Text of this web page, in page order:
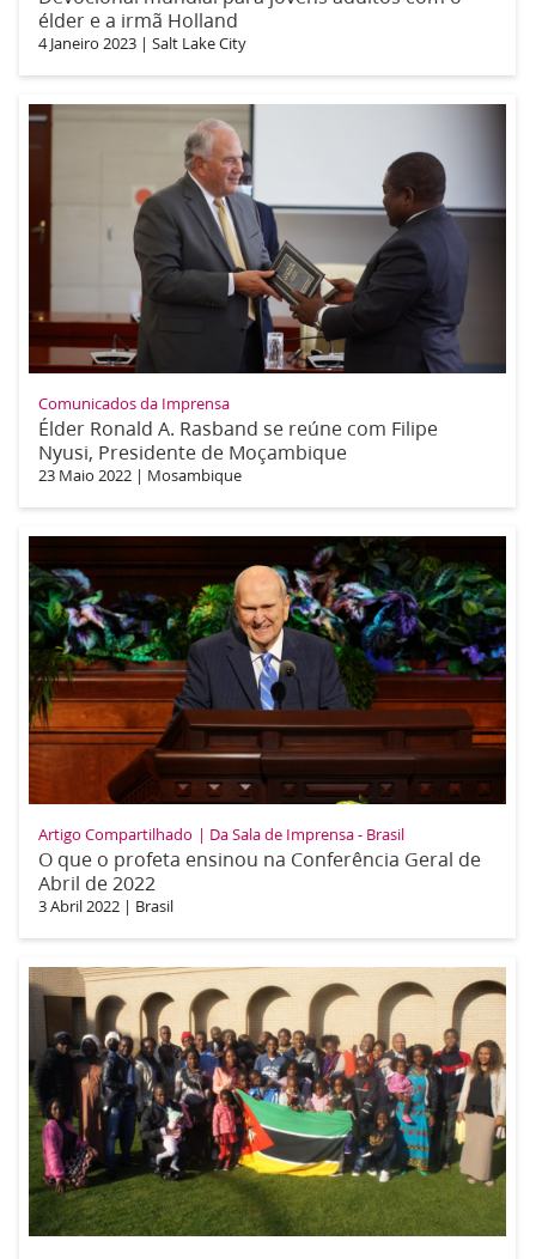
élder e a irmã Holland
4 Janeiro 2023 | Salt Lake City
Comunicados da Imprensa
Élder Ronald A. Rasband se reúne com Filipe
Nyusi, Presidente de Moçambique
23 Maio 2022 | Mosambique
Artigo Compartilhado Da Sala de Imprensa - Brasil
O que o profeta ensinou na Conferência Geral de
Abril de 2022
3 Abril 2022 | Brasil